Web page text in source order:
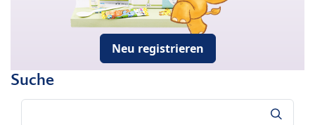
Neu registrieren
Suche